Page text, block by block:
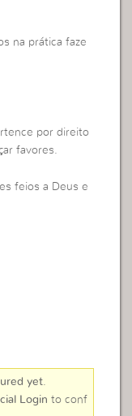
na prática faze
por direito
favores.
feios a Deus e
yet
Login to conf